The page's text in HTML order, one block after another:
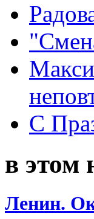
С
в этом
Ленин.